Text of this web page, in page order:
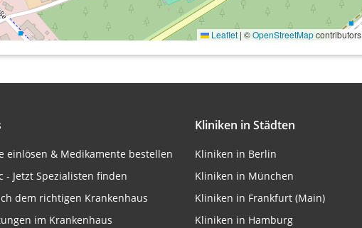
Leaflet | ©OpenStreetMapcontributors
einlösen & Medikamente bestellen
- Jetzt Spezialisten finden
dem richtigen Krankenhaus
im Krankenhaus
Kliniken in Städten
Kliniken in Berlin
Kliniken in München
Kliniken in Frankfurt (Main)
Kliniken in Hamburg
identifizieren